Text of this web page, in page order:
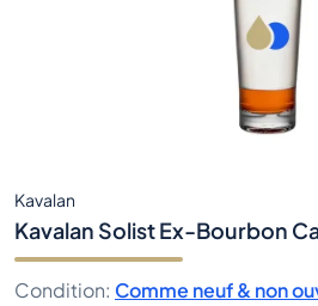
Kavalan
Kavalan Solist Ex-Bourbon
Condition: Comme neuf & non